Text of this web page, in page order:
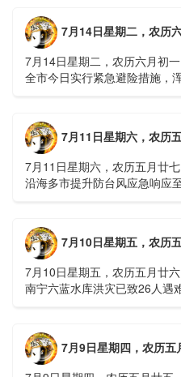
7月14日星期二，农历
7月14日星期二，农历六月初
全市今日实行紧急避险措施，
7月11日星期六，农历
7月11日星期六，农历五月廿
沿海多市提升防台风应急响应
7月10日星期五，农历
7月10日星期五，农历五月廿
南宁六蓝水库洪灾已致26人遇
7月9日星期四，农历